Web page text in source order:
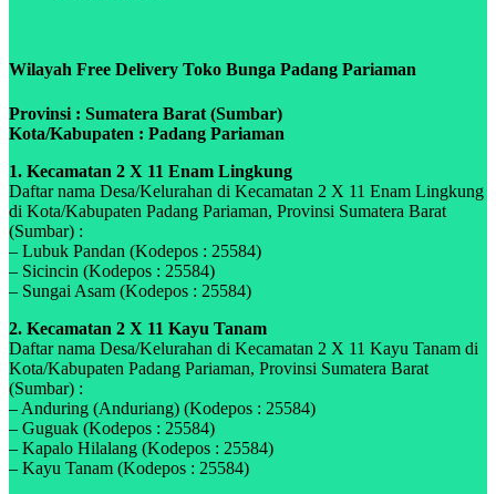
Wilayah Free Delivery Toko Bunga Padang Pariaman
Provinsi : Sumatera Barat (Sumbar)
Kota/Kabupaten : Padang Pariaman
1. Kecamatan 2 X 11 Enam Lingkung
Daftar nama Desa/Kelurahan di Kecamatan 2 X 11 Enam Lingkung
di Kota/Kabupaten Padang Pariaman, Provinsi Sumatera Barat
(Sumbar) :
– Lubuk Pandan (Kodepos : 25584)
– Sicincin (Kodepos : 25584)
– Sungai Asam (Kodepos : 25584)
2. Kecamatan 2 X 11 Kayu Tanam
Daftar nama Desa/Kelurahan di Kecamatan 2 X 11 Kayu Tanam di
Kota/Kabupaten Padang Pariaman, Provinsi Sumatera Barat
(Sumbar) :
– Anduring (Anduriang) (Kodepos : 25584)
– Guguak (Kodepos : 25584)
– Kapalo Hilalang (Kodepos : 25584)
– Kayu Tanam (Kodepos : 25584)